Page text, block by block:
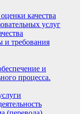
качества
услуг
и требования
и
процесса.